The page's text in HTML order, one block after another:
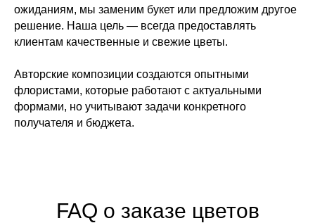
ожиданиям, мы заменим букет или предложим другое
решение. Наша цель — всегда предоставлять
клиентам качественные и свежие цветы.
Авторские композиции создаются опытными
флористами, которые работают с актуальными
формами, но учитывают задачи конкретного
получателя и бюджета.
FAQ о заказе цветов